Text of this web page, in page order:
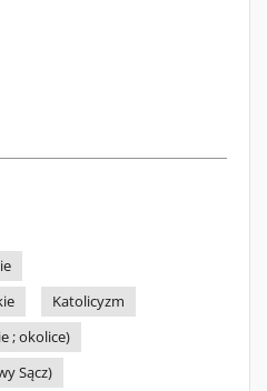
Katolicyzm
; okolice)
Sącz)